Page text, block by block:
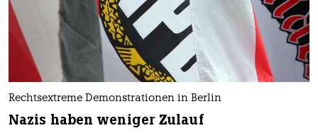
Rechtsextreme Demonstrationen in Berlin
Nazis haben weniger Zulauf